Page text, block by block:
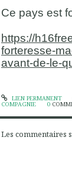
Ce pays est
https://
forteresse-
avant-de-le-
LIEN PERMANENT
COMPAGNIE 0
Les commentaires